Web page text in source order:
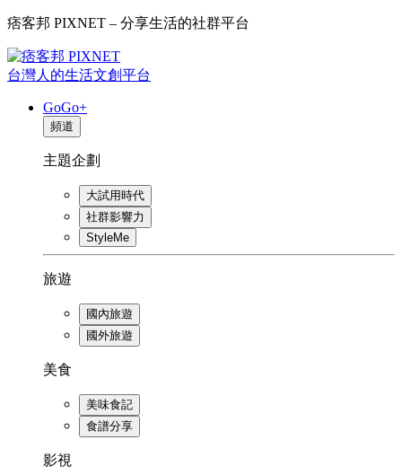
痞客邦 PIXNET – 分享生活的社群平台
台灣人的生活文創平台
GoGo+
頻道
主題企劃
大試用時代
社群影響力
StyleMe
旅遊
國內旅遊
國外旅遊
美食
美味食記
食譜分享
影視